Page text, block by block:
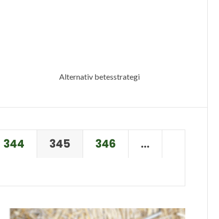
Alternativ betesstrategi
344 345 346 …